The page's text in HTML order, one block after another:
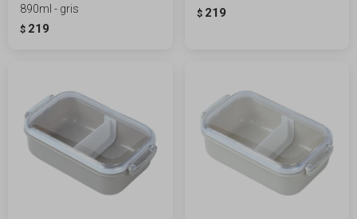
890ml - gris
$ 219
$ 219